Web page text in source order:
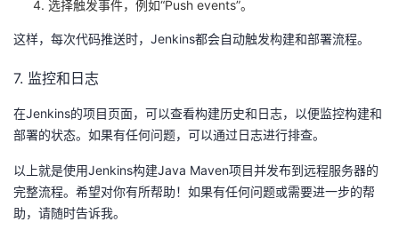
选择触发事件，例如“Push events”。
这样，每次代码推送时，Jenkins都会自动触发构建和部署流程。
7. 监控和日志
在Jenkins的项目页面，可以查看构建历史和日志，以便监控构建和
部署的状态。如果有任何问题，可以通过日志进行排查。
以上就是使用Jenkins构建Java Maven项目并发布到远程服务器的
完整流程。希望对你有所帮助！如果有任何问题或需要进一步的帮
助，请随时告诉我。